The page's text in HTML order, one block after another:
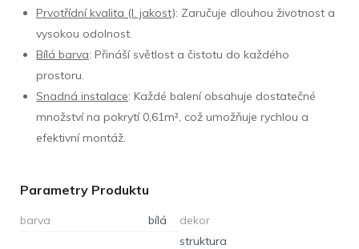
Prvotřídní kvalita (I. jakost): Zaručuje dlouhou životnost a
vysokou odolnost.
Bílá barva: Přináší světlost a čistotu do každého
prostoru.
Snadná instalace: Každé balení obsahuje dostatečné
množství na pokrytí 0,61m², což umožňuje rychlou a
efektivní montáž.
Parametry Produktu
barva bílá
dekor
struktura